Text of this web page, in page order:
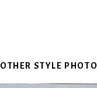
OTHER STYLE PHOTO